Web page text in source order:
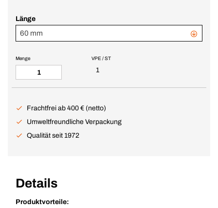
Länge
60 mm
VPE / ST
1
Menge
Frachtfrei ab 400 € (netto)
Umweltfreundliche Verpackung
Qualität seit 1972
Details
Produktvorteile: